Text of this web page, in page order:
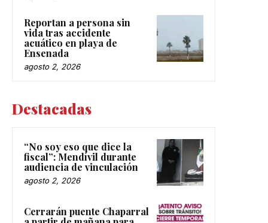
Reportan a persona sin
vida tras accidente
acuático en playa de
Ensenada
agosto 2, 2026
Destacadas
“No soy eso que dice la
fiscal”: Mendívil durante
audiencia de vinculación
agosto 2, 2026
Cerrarán puente Chaparral